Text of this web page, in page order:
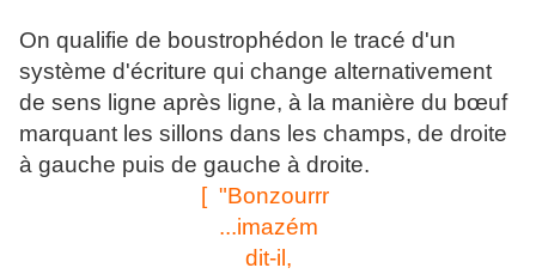
On qualifie de boustrophédon le tracé d'un
système d'écriture qui change alternativement
de sens ligne après ligne, à la manière du bœuf
marquant les sillons dans les champs, de droite
à gauche puis de gauche à droite.
[ "Bonzourrr
...imazém
dit-il,